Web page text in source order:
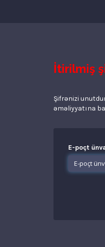
İtirilmiş
Şifrənizi
əməliyyatına
E-poçt